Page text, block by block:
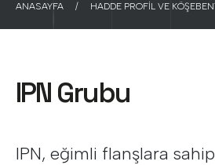
ANASAYFA HADDE PROFIL VE
IPN Grubu
IPN, eğimli flanşlara